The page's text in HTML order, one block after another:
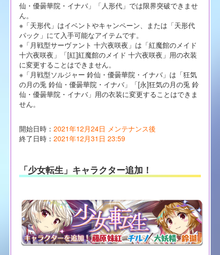
仙・優曇華院・イナバ」「人形代」では限界突破できませ
ん。
※「天形代」はイベントやキャンペーン、または「天形代
パック」にて入手可能なアイテムです。
※「月戦型サーヴァント 十六夜咲夜」は「紅魔館のメイド
十六夜咲夜」「[紅]紅魔館のメイド 十六夜咲夜」用の衣装
に変更することはできません。
※「月戦型ソルジャー 鈴仙・優曇華院・イナバ」は「狂気
の月の兎 鈴仙・優曇華院・イナバ」「[永]狂気の月の兎 鈴
仙・優曇華院・イナバ」用の衣装に変更することはできま
せん。
開始日時： 2021年12月24日 メンテナンス後
終了日時： 2021年12月31日 23:59
「少女転生」キャラクター追加！